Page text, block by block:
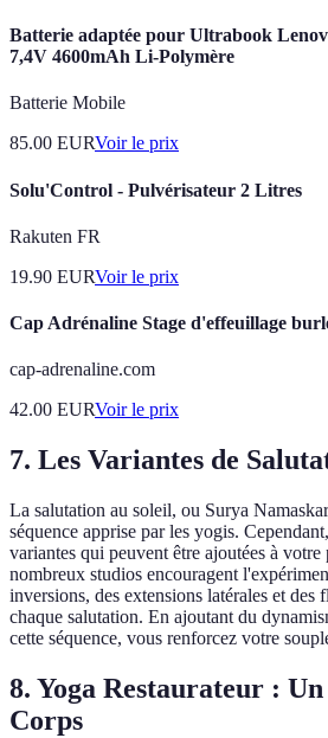
Batterie adaptée pour Ultrabook
7,4V 4600mAh Li-Polymère
Batterie Mobile
85.00 EURVoir le prix
Solu'Control - Pulvérisateur 2 Litres
Rakuten FR
19.90 EURVoir le prix
Cap Adrénaline Stage d'effeuillage
cap-adrenaline.com
42.00 EURVoir le prix
7. Les Variantes de
La salutation au soleil, ou Surya
séquence apprise par les yogis.
variantes qui peuvent être ajoutées à
nombreux studios encouragent
inversions, des extensions latérales et
chaque salutation. En ajoutant du
cette séquence, vous renforcez votre
8. Yoga Restaurateur :
Corps